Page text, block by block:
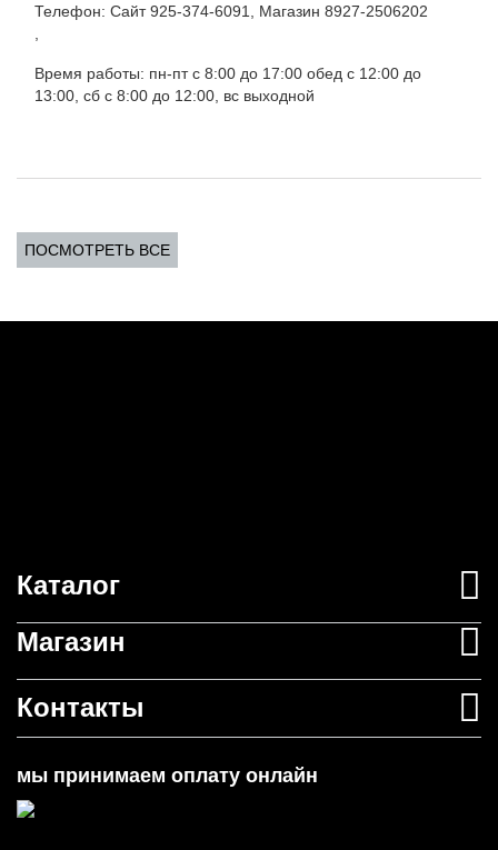
Телефон: Сайт 925-374-6091, Магазин 8927-2506202
Время работы: пн-пт с 8:00 до 17:00 обед с 12:00 до
13:00, сб с 8:00 до 12:00, вс выходной
ПОСМОТРЕТЬ ВСЕ
Каталог
Магазин
Контакты
мы принимаем оплату онлайн